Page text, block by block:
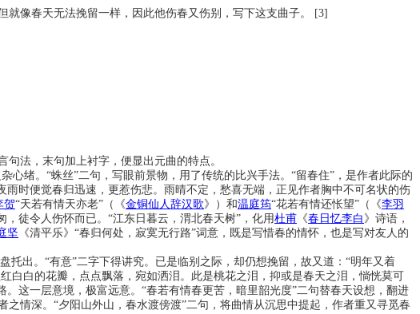
像春天无法挽留一样，因此他伤春又伤别，写下这支曲子。 [3]
法，末句加上衬字，便显出元曲的特点。
心绪。“蛛丝”二句，写眼前景物，用了传统的比兴手法。“留春住”，是作者此际的
时便觉春归迅速，更惹伤悲。雨晴不定，愁喜无端，正见作者胸中不可名状的伤
贺“天若有情天亦老”（《金铜仙人辞汉歌》）和温庭筠“花若有情还怅望”（《李羽
徒令人伤怀而已。“江东日暮云，渭北春天树”，化用杜甫 《春日忆李白 》诗语，
坚 《清平乐》“春归何处，寂寞无行路”词意，既是写惜春的情怀，也是写对友人的
出。“有意”二字下得讲究。已是临别之际，却仍想挽留，故又道：“明年又着
白白的花瓣，点点飘落，宛如洒泪。此是桃花之泪，抑或是春天之泪，惝恍莫可
这一层意境，极富远意。“春若有情春更苦，暗里韶光度”二句替春天设想，翻进
情深。“夕阳山外山，春水渡傍渡”二句，将曲情从沉思中提起，作者重又寻觅春